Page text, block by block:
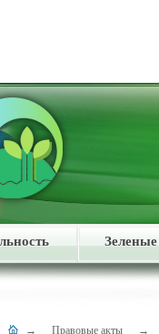
→ Правовые акты →